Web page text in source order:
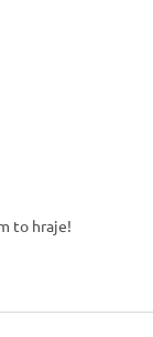
to hraje!